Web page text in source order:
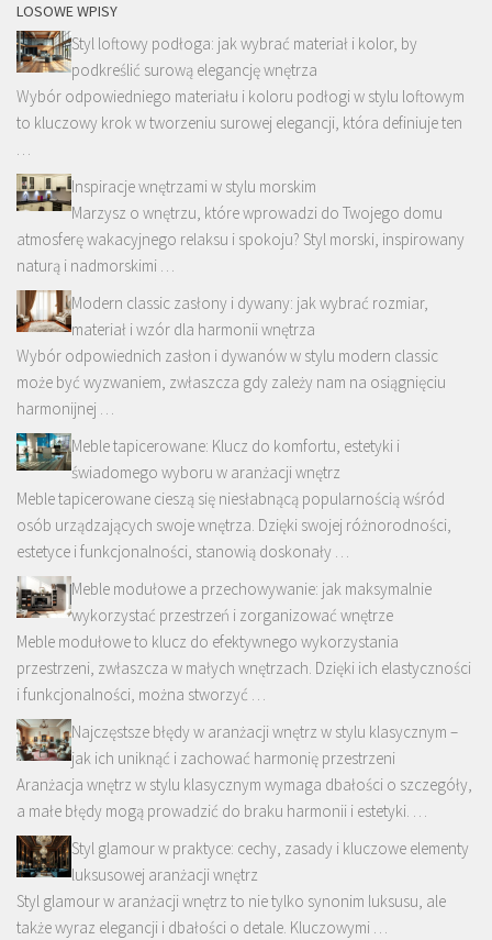
LOSOWE WPISY
Styl loftowy podłoga: jak wybrać materiał i kolor, by
podkreślić surową elegancję wnętrza
Wybór odpowiedniego materiału i koloru podłogi w stylu loftowym
to kluczowy krok w tworzeniu surowej elegancji, która definiuje ten
…
Inspiracje wnętrzami w stylu morskim
Marzysz o wnętrzu, które wprowadzi do Twojego domu
atmosferę wakacyjnego relaksu i spokoju? Styl morski, inspirowany
naturą i nadmorskimi …
Modern classic zasłony i dywany: jak wybrać rozmiar,
materiał i wzór dla harmonii wnętrza
Wybór odpowiednich zasłon i dywanów w stylu modern classic
może być wyzwaniem, zwłaszcza gdy zależy nam na osiągnięciu
harmonijnej …
Meble tapicerowane: Klucz do komfortu, estetyki i
świadomego wyboru w aranżacji wnętrz
Meble tapicerowane cieszą się niesłabnącą popularnością wśród
osób urządzających swoje wnętrza. Dzięki swojej różnorodności,
estetyce i funkcjonalności, stanowią doskonały …
Meble modułowe a przechowywanie: jak maksymalnie
wykorzystać przestrzeń i zorganizować wnętrze
Meble modułowe to klucz do efektywnego wykorzystania
przestrzeni, zwłaszcza w małych wnętrzach. Dzięki ich elastyczności
i funkcjonalności, można stworzyć …
Najczęstsze błędy w aranżacji wnętrz w stylu klasycznym –
jak ich uniknąć i zachować harmonię przestrzeni
Aranżacja wnętrz w stylu klasycznym wymaga dbałości o szczegóły,
a małe błędy mogą prowadzić do braku harmonii i estetyki. …
Styl glamour w praktyce: cechy, zasady i kluczowe elementy
luksusowej aranżacji wnętrz
Styl glamour w aranżacji wnętrz to nie tylko synonim luksusu, ale
także wyraz elegancji i dbałości o detale. Kluczowymi …